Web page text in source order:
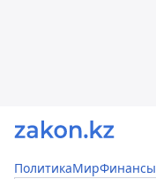
ПолитикаМирФинансы